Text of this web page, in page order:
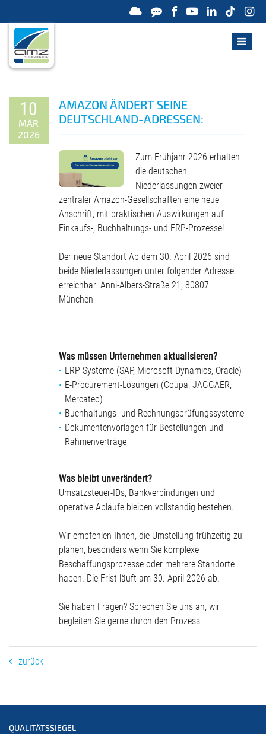
10
MÄR
2026
AMAZON ÄNDERT SEINE
DEUTSCHLAND-ADRESSEN:
Zum Frühjahr 2026 erhalten
die deutschen
Niederlassungen zweier
zentraler Amazon-Gesellschaften eine neue
Anschrift, mit praktischen Auswirkungen auf
Einkaufs-, Buchhaltungs- und ERP-Prozesse!
Der neue Standort Ab dem 30. April 2026 sind
beide Niederlassungen unter folgender Adresse
erreichbar: Anni-Albers-Straße 21, 80807
München
Was müssen Unternehmen aktualisieren?
ERP-Systeme (SAP, Microsoft Dynamics, Oracle)
E-Procurement-Lösungen (Coupa, JAGGAER,
Mercateo)
Buchhaltungs- und Rechnungsprüfungssysteme
Dokumentenvorlagen für Bestellungen und
Rahmenverträge
Was bleibt unverändert?
Umsatzsteuer-IDs, Bankverbindungen und
operative Abläufe bleiben vollständig bestehen.
Wir empfehlen Ihnen, die Umstellung frühzeitig zu
planen, besonders wenn Sie komplexe
Beschaffungsprozesse oder mehrere Standorte
haben. Die Frist läuft am 30. April 2026 ab.
Sie haben Fragen? Sprechen Sie uns an, wir
begleiten Sie gerne durch den Prozess.
zurück
QUALITÄTSSIEGEL